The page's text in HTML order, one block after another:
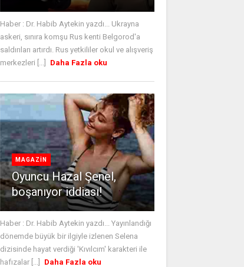
Haber : Dr. Habib Aytekin yazdı... Ukrayna
askeri, sınıra komşu Rus kenti Belgorod'a
saldırıları artırdı. Rus yetkililer okul ve alışveriş
merkezleri [...]
Daha Fazla oku
MAGAZİN
Oyuncu Hazal Şenel,
boşanıyor iddiası!
Haber : Dr. Habib Aytekin yazdı... Yayınlandığı
dönemde büyük bir ilgiyle izlenen Selena
dizisinde hayat verdiği 'Kıvılcım' karakteri ile
hafızalar [...]
Daha Fazla oku